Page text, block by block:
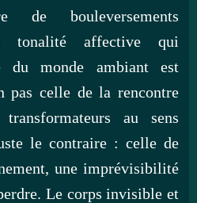
de bouleversements
tonalité affective qui
du monde ambiant est
pas celle de la rencontre
au sens
le contraire : celle de
une imprévisibilité
Le corps invisible et